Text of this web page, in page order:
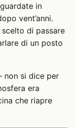
in
vent’anni.
di passare
di un posto
si dice per
era
che riapre